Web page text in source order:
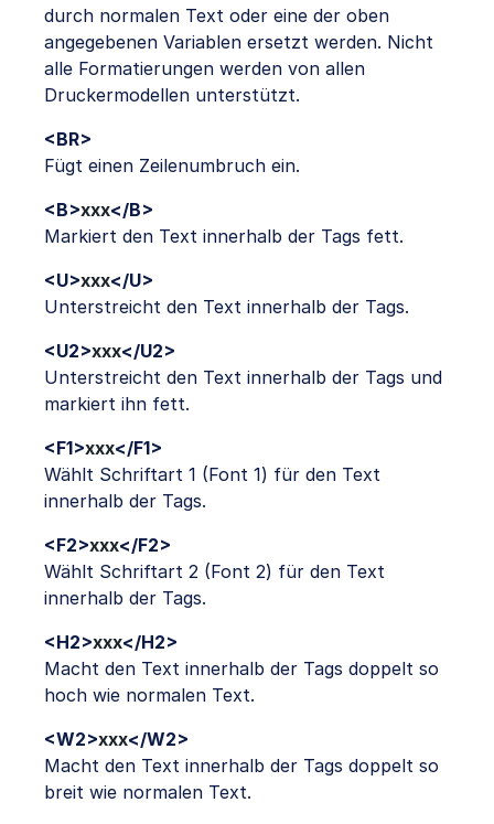
durch normalen Text oder eine der oben
angegebenen Variablen ersetzt werden. Nicht
alle Formatierungen werden von allen
Druckermodellen unterstützt.
<BR>
Fügt einen Zeilenumbruch ein.
<B>xxx</B>
Markiert den Text innerhalb der Tags fett.
<U>xxx</U>
Unterstreicht den Text innerhalb der Tags.
<U2>xxx</U2>
Unterstreicht den Text innerhalb der Tags und
markiert ihn fett.
<F1>xxx</F1>
Wählt Schriftart 1 (Font 1) für den Text
innerhalb der Tags.
<F2>xxx</F2>
Wählt Schriftart 2 (Font 2) für den Text
innerhalb der Tags.
<H2>xxx</H2>
Macht den Text innerhalb der Tags doppelt so
hoch wie normalen Text.
<W2>xxx</W2>
Macht den Text innerhalb der Tags doppelt so
breit wie normalen Text.